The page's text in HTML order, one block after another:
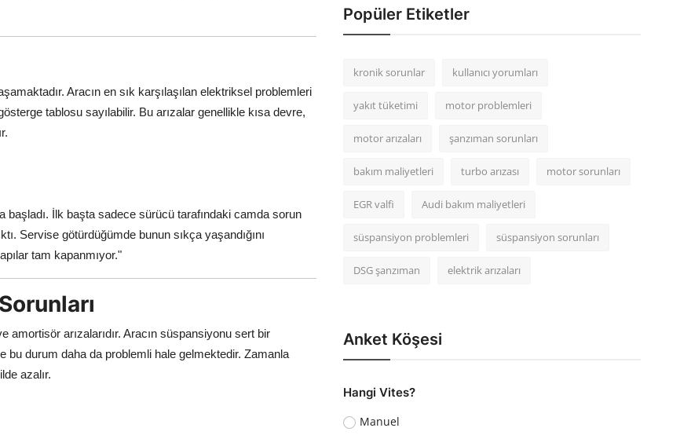
Aracın en sık karşılaşılan elektriksel problemleri
tablosu sayılabilir. Bu arızalar genellikle kısa devre,
başladı. İlk başta sadece sürücü tarafındaki camda sorun
Servise götürdüğümde bunun sıkça yaşandığını
tam kapanmıyor."
arızalarıdır. Aracın süspansiyonu sert bir
bu durum daha da problemli hale gelmektedir. Zamanla
azalır.
Popüler Etiketler
kronik sorunlar kullanıcı yorumları
yakıt tüketimi motor problemleri
motor arızaları şanzıman sorunları
bakım maliyetleri turbo arızası motor sorunları
EGR valfi Audi bakım maliyetleri
süspansiyon problemleri süspansiyon sorunları
DSG şanzıman elektrik arızaları
Anket Köşesi
Hangi Vites?
Manuel